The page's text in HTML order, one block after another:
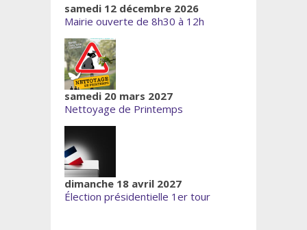
samedi 12 décembre 2026
Mairie ouverte de 8h30 à 12h
samedi 20 mars 2027
Nettoyage de Printemps
dimanche 18 avril 2027
Élection présidentielle 1er tour